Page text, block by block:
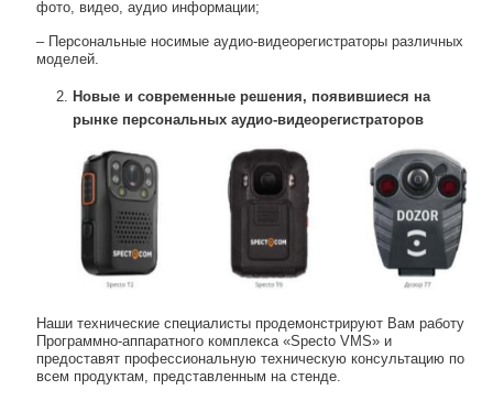
фото, видео, аудио информации;
– Персональные носимые аудио-видеорегистраторы различных
моделей.
Новые и современные решения, появившиеся на
рынке персональных аудио-видеорегистраторов
Наши технические специалисты продемонстрируют Вам работу
Программно-аппаратного комплекса «Specto VMS» и
предоставят профессиональную техническую консультацию по
всем продуктам, представленным на стенде.